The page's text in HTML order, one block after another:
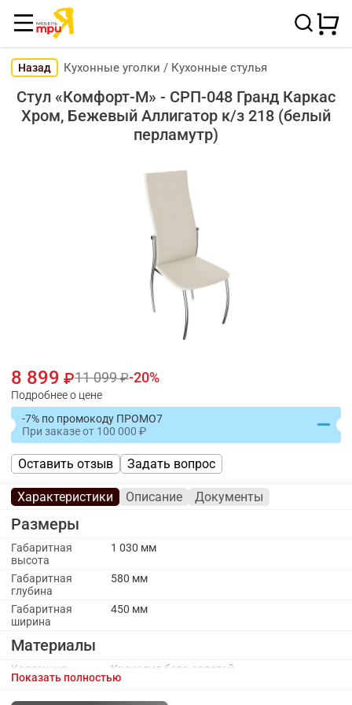
Назад Кухонные уголки / Кухонные стулья
Стул «Комфорт-М» - СРП-048 Гранд Каркас
Хром, Бежевый Аллигатор к/з 218 (белый
перламутр)
8 899 11 099 20
Подробнее о цене
-7% по промокоду ПРОМО7
При заказеот 100 000
Оставить отзыв Задать вопрос
Характеристики Описание Документы
Размеры
Габаритная
высота
1 030 мм
Габаритная
глубина
580 мм
Габаритная
ширина
450 мм
Материалы
Коллекция
обивочного
Крокодил бело-золотой
Показать полностью